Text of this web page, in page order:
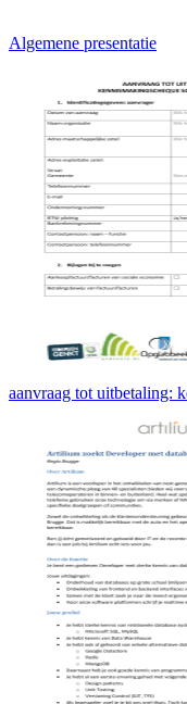
Algemene presentatie
aanvraag tot uitbetaling: